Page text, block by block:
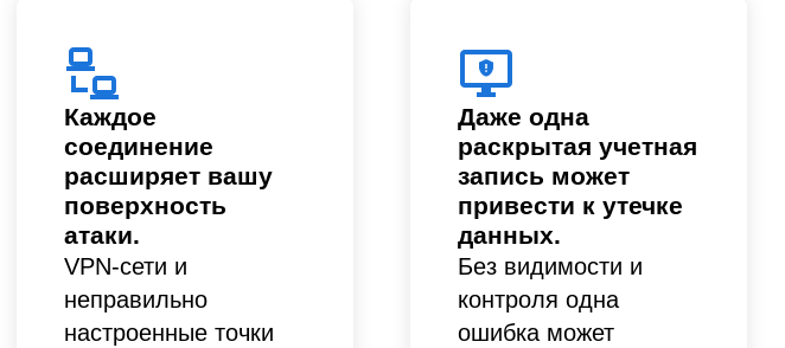
Каждое
соединение
расширяет вашу
поверхность
атаки.
VPN-сети и
неправильно
настроенные точки
Даже одна
раскрытая учетная
запись может
привести к утечке
данных.
Без видимости и
контроля одна
ошибка может